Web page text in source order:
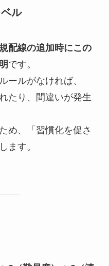
ル
配線の追加時にこの
です。
ールがなければ、
たり、間違いが発生
め、「習慣化を促さ
ます。